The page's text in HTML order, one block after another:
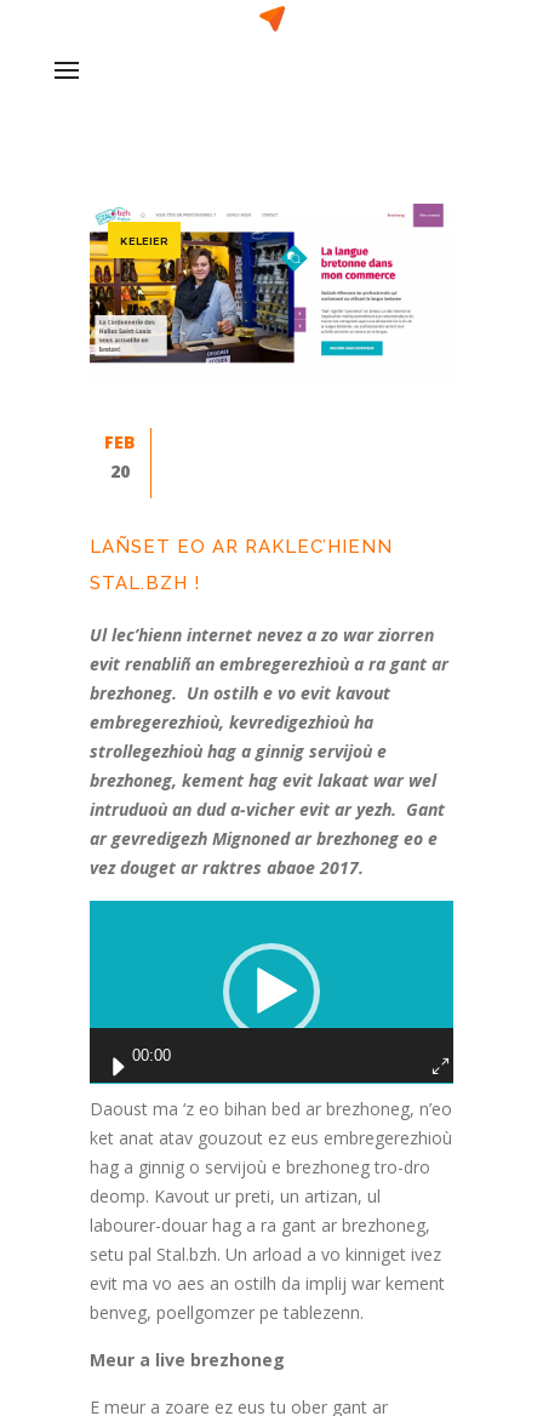
KELEIER
FEB
20
LAÑSET EO AR RAKLEC’HIENN
STAL.BZH !
Ul lec’hienn internet nevez a zo war ziorren
evit renabliñ an embregerezhioù a ra gant ar
brezhoneg. Un ostilh e vo evit kavout
embregerezhioù, kevredigezhioù ha
strollegezhioù hag a ginnig servijoù e
brezhoneg, kement hag evit lakaat war wel
intruduoù an dud a-vicher evit ar yezh. Gant
ar gevredigezh Mignoned ar brezhoneg eo e
vez douget ar raktres abaoe 2017.
00:00
Daoust ma ‘z eo bihan bed ar brezhoneg, n’eo
ket anat atav gouzout ez eus embregerezhioù
hag a ginnig o servijoù e brezhoneg tro-dro
deomp. Kavout ur preti, un artizan, ul
labourer-douar hag a ra gant ar brezhoneg,
setu pal Stal.bzh. Un arload a vo kinniget ivez
evit ma vo aes an ostilh da implij war kement
benveg, poellgomzer pe tablezenn.
Meur a live brezhoneg
E meur a zoare ez eus tu ober gant ar